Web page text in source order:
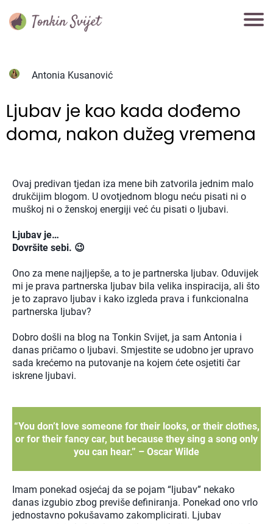
Antonia Kusanović
Ljubav je kao kada dođemo
doma, nakon dužeg vremena
Ovaj predivan tjedan iza mene bih zatvorila jednim malo
drukčijim blogom. U ovotjednom blogu neću pisati ni o
muškoj ni o ženskoj energiji već ću pisati o ljubavi.
Ljubav je…
Dovršite sebi. 😉
Ono za mene najljepše, a to je partnerska ljubav. Oduvijek
mi je prava partnerska ljubav bila velika inspiracija, ali što
je to zapravo ljubav i kako izgleda prava i funkcionalna
partnerska ljubav?
Dobro došli na blog na Tonkin Svijet, ja sam Antonia i
danas pričamo o ljubavi. Smjestite se udobno jer upravo
sada krećemo na putovanje na kojem ćete osjetiti čar
iskrene ljubavi.
“You don’t love someone for their looks, or their clothes,
or for their fancy car, but because they sing a song only
you can hear.” – Oscar Wilde
Imam ponekad osjećaj da se pojam “ljubav” nekako
danas izgubio zbog previše definiranja. Ponekad ono vrlo
jednostavno pokušavamo zakomplicirati. Ljubav